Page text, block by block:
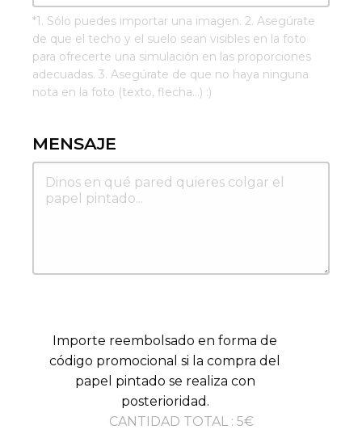
*1. Sólo puedes importar una imagen. 2. Asegúrate
de que el techo y el suelo sean visibles en la foto
para ofrecerte una simulación en las proporciones
adecuadas. 3. Asegúrate de que no haya ninguna
nota en la foto (texto, flecha...) :)
MENSAJE
Importe reembolsado en forma de
código promocional si la compra del
papel pintado se realiza con
posterioridad.
CANTIDAD TOTAL: 5€